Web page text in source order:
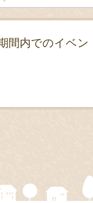
間内でのイベ